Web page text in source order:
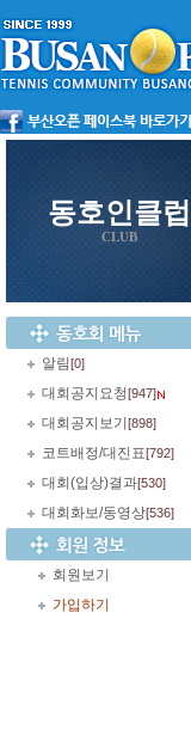
동호인클럽
CLUB
알림[0]
대회공지요청[947]
대회공지보기 [898]
코트배정/대진표[792]
대회(입상)결과[530]
대회화보/동영상[536]
회원보기
가입하기